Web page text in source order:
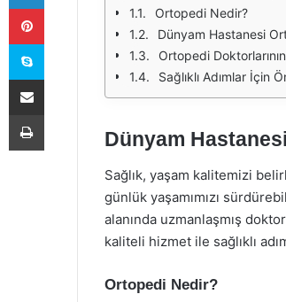
Ortopedi Nedir?
Dünyam Hastanesi
Ortopedi
Sağlıklı Adımlar İçin
Dünyam
Sağlık, yaşam kalitemizi
günlük yaşamımızı
alanında uzmanlaşmış
kaliteli hizmet ile sağlıklı
Ortopedi Nedir?
Pinterest
Skype
E-Posta ile paylaş